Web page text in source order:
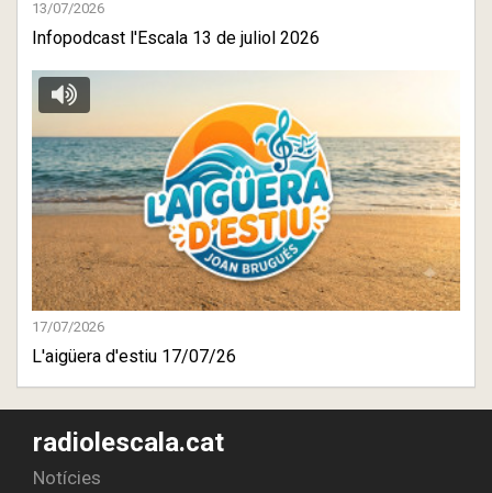
13/07/2026
Infopodcast l'Escala 13 de juliol 2026
17/07/2026
L'aigüera d'estiu 17/07/26
radiolescala.cat
Notícies